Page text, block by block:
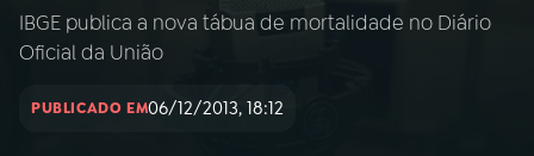
AO VIVO
INÍCIO
IBGE publica a nova tábua de mortalidade no Diário
Oficial da União
PUBLICADO EM06/12/2013, 18:12